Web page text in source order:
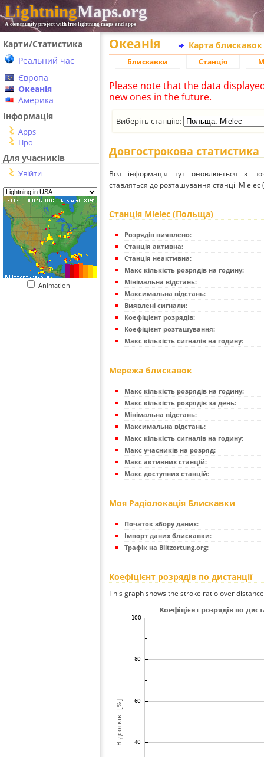
LightningMaps.org
A community project with free lightning maps and apps
Карти/Статистика
Реальний час
Європа
Океанія
Америка
Інформація
Apps
Про
Для учасників
Увійти
Animation
Океанія Карта
Блискавки Станція
Please note that the data
new ones in the future.
Виберіть станцію:
Довгострокова статистика
Вся інформація тут оновлюється з
ставляться до розташування станції
Станція Mielec (Польща)
Розрядів виявлено:
Станція активна:
Станція неактивна:
Макс кількість розрядів на годину:
Мінімальна відстань:
Максимальна відстань:
Виявлені сигнали:
Коефіцієнт розрядів:
Коефіцієнт розташування:
Макс кількість сигналів на годину:
Мережа блискавок
Макс кількість розрядів на годину:
Макс кількість розрядів за день:
Мінімальна відстань:
Максимальна відстань:
Макс кількість сигналів на годину:
Макс учасників на розряд:
Макс активних станцій:
Макс доступних станцій:
Моя Радіолокація Блискавки
Початок збору даних:
Імпорт даних блискавки:
Трафік на Blitzortung.org:
Коефіцієнт розрядів по дистанції
This graph shows the stroke ratio over